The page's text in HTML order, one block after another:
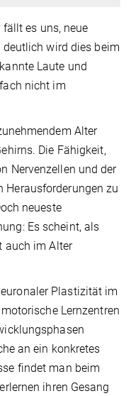
es uns, neue
deutlich wird dies beim
Laute und
nicht im
Alter
Die Fähigkeit,
Nervenzellen und der
Herausforderungen zu
neueste
Es scheint, als
auch im Alter
Plastizität im
Lernzentren
an ein konkretes
findet man beim
ihren Gesang